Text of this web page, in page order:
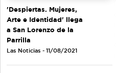
'Despiertas. Mujeres,
Arte e Identidad' llega
a San Lorenzo de la
Parrilla
Las Noticias - 11/08/2021